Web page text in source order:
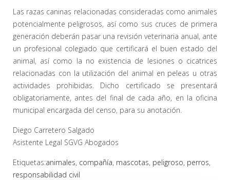
Las razas caninas relacionadas consideradas como animales
potencialmente peligrosos, así como sus cruces de primera
generación deberán pasar una revisión veterinaria anual, ante
un profesional colegiado que certificará el buen estado del
animal, así como la no existencia de lesiones o cicatrices
relacionadas con la utilización del animal en peleas u otras
actividades prohibidas. Dicho certificado se presentará
obligatoriamente, antes del final de cada año, en la oficina
municipal encargada del censo, para su anotación.
Diego Carretero Salgado
Asistente Legal SGVG Abogados
Etiquetas:animales, compañía, mascotas, peligroso, perros,
responsabilidad civil